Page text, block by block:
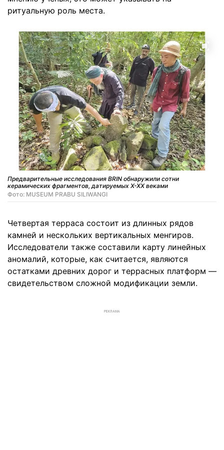
ритуальную роль места.
Предварительные исследования BRIN обнаружили сотни
керамических фрагментов, датируемых X-XX веками
Фото: MUSEUM PRABU SILIWANGI
Четвертая терраса состоит из длинных рядов
камней и нескольких вертикальных менгиров.
Исследователи также составили карту линейных
аномалий, которые, как считается, являются
остатками древних дорог и террасных платформ —
свидетельством сложной модификации земли.
РЕКЛАМА